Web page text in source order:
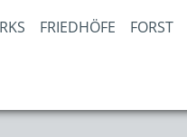
FRIEDHÖFE FORST